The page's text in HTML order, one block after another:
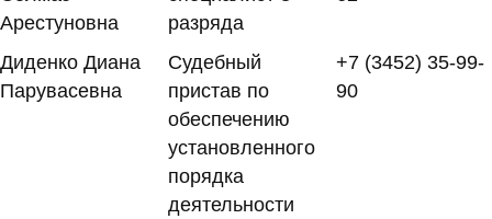
Арестуновна
разряда
Диденко Диана
Парувасевна
Судебный
пристав по
обеспечению
установленного
порядка
деятельности
+7 (3452) 35-99-
90